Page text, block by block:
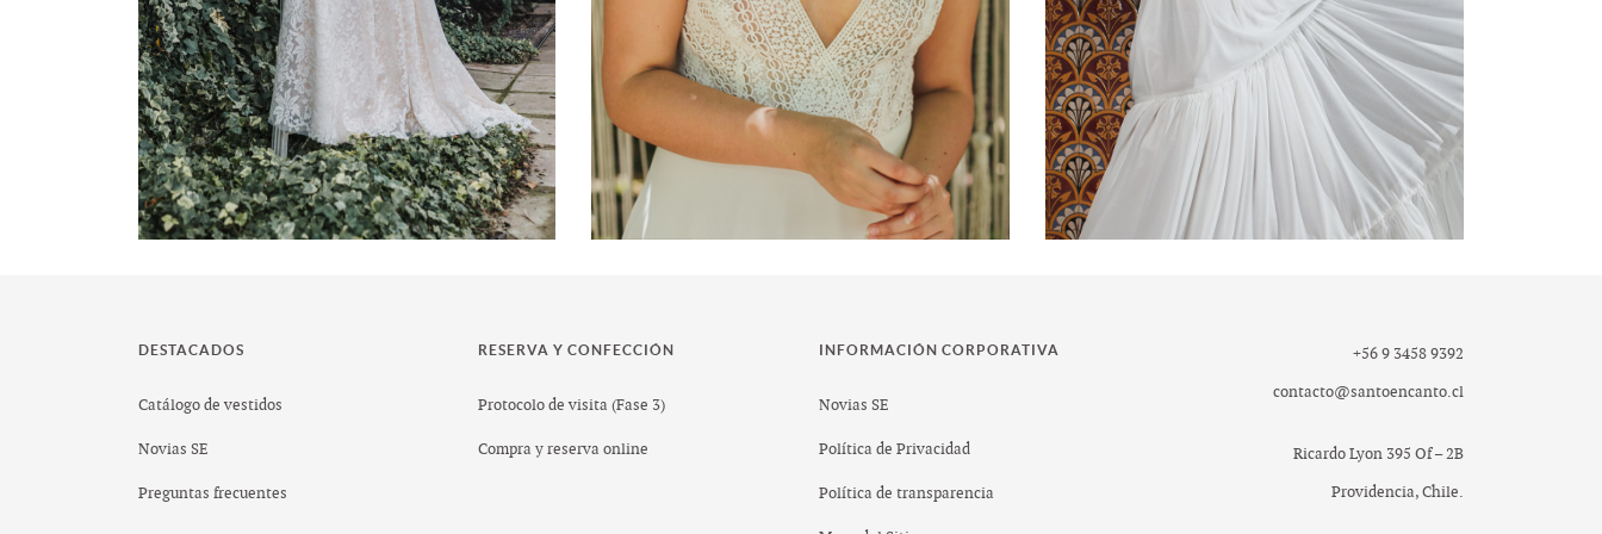
DESTACADOS
Catálogo de vestidos
Novias SE
Preguntas frecuentes
RESERVA Y CONFECCIÓN
Protocolo de visita (Fase 3)
Compra y reserva online
INFORMACIÓN CORPORATIVA
Novias SE
Política de Privacidad
Política de transparencia
+56 9 3458 9392
contacto@santoencanto.cl
Ricardo Lyon 395 Of – 2B
Providencia, Chile.